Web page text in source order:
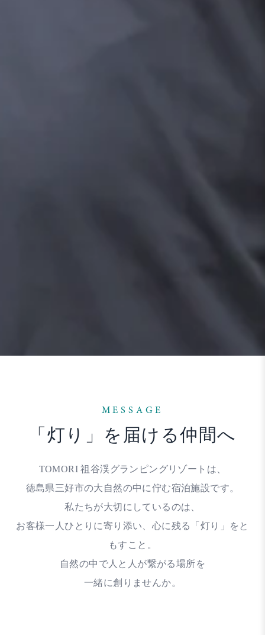
MESSAGE
「灯り」を届ける仲間へ
TOMORI 祖谷渓グランピングリゾートは、
徳島県三好市の大自然の中に佇む宿泊施設です。
私たちが大切にしているのは、
お客様一人ひとりに寄り添い、 心に残る「灯り」をと
もすこと。
自然の中で人と人が繋がる場所を
一緒に創りませんか。